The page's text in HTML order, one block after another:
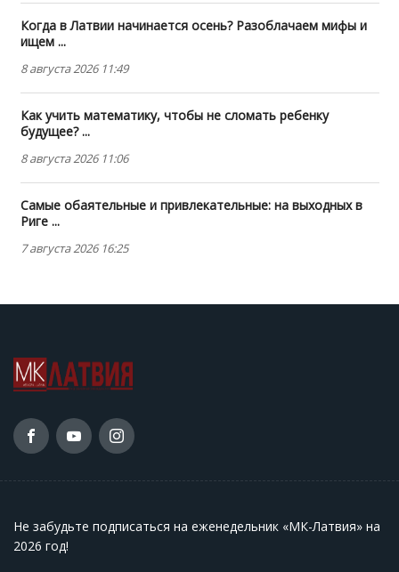
Когда в Латвии начинается осень? Разоблачаем мифы и
ищем ...
8 августа 2026 11:49
Как учить математику, чтобы не сломать ребенку
будущее? ...
8 августа 2026 11:06
Самые обаятельные и привлекательные: на выходных в
Риге ...
7 августа 2026 16:25
Не забудьте подписаться на еженедельник «МК-Латвия» на
2026 год!